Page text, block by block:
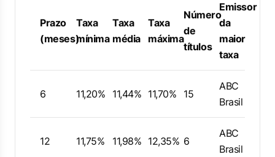
Prazo
(meses)
Taxa
mínima
Taxa
média
Taxa
máxima
Número
de
títulos
Emissor
da
maior
taxa
6 11,20% 11,44% 11,70% 15
ABC
Brasil
12 11,75% 11,98% 12,35% 6
ABC
Brasil